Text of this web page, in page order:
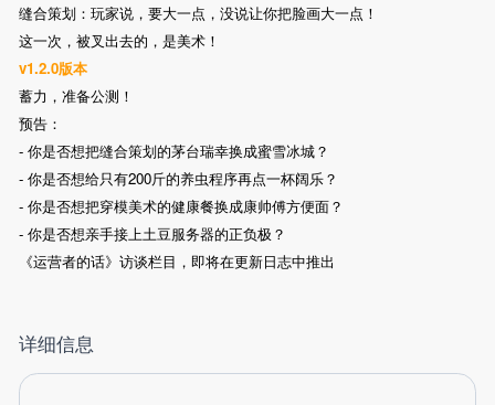
缝合策划：玩家说，要大一点，没说让你把脸画大一点！
这一次，被叉出去的，是美术！
v1.2.0版本
蓄力，准备公测！
预告：
- 你是否想把缝合策划的茅台瑞幸换成蜜雪冰城？
- 你是否想给只有200斤的养虫程序再点一杯阔乐？
- 你是否想把穿模美术的健康餐换成康帅傅方便面？
- 你是否想亲手接上土豆服务器的正负极？
《运营者的话》访谈栏目，即将在更新日志中推出
详细信息